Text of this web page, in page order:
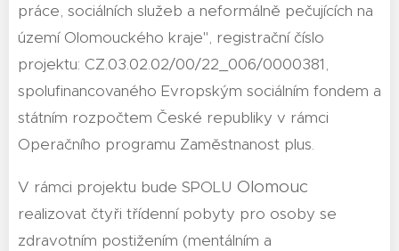
práce, sociálních služeb a neformálně pečujících na
území Olomouckého kraje", registrační číslo
projektu: CZ.03.02.02/00/22_006/0000381,
spolufinancovaného Evropským sociálním fondem a
státním rozpočtem České republiky v rámci
Operačního programu Zaměstnanost plus.
V rámci projektu bude SPOLU Olomouc
realizovat čtyři třídenní pobyty pro osoby se
zdravotním postižením (mentálním a